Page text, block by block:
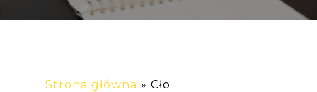
Strona główna » Cło